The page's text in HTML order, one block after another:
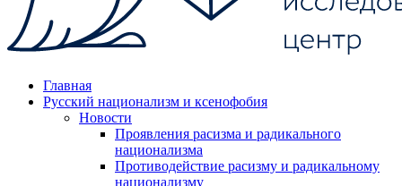
Главная
Русский национализм и ксенофобия
Новости
Проявления расизма и радикального
национализма
Противодействие расизму и радикальному
национализму